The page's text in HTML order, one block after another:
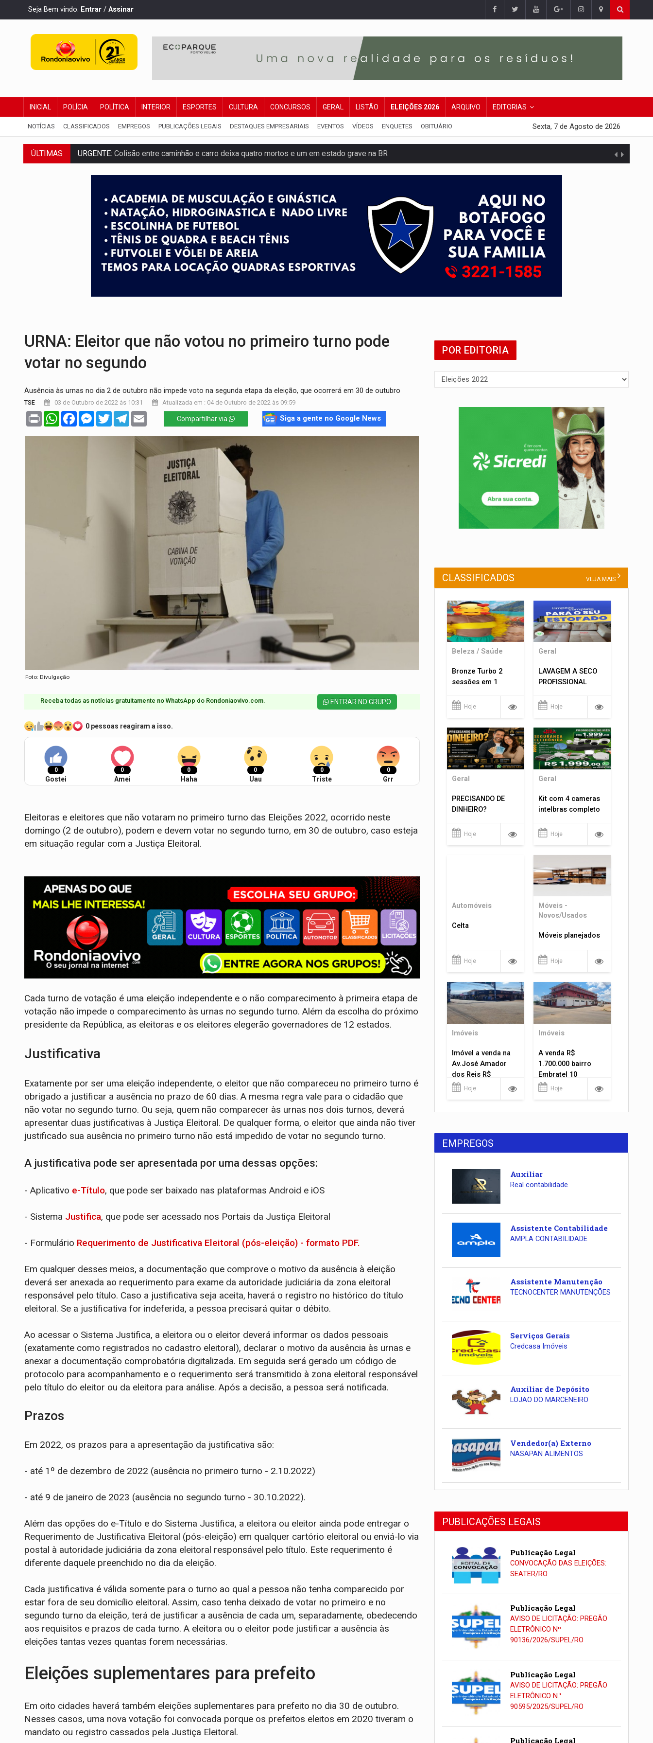
Seja Bem vindo. Entrar / Assinar
INICIAL POLÍCIA POLÍTICA INTERIOR ESPORTES CULTURA CONCURSOS GERAL LISTÃO ELEIÇÕES 2026 ARQUIVO EDITORIAS
NOTÍCIAS CLASSIFICADOS EMPREGOS PUBLICAÇÕES LEGAIS DESTAQUES EMPRESARIAIS EVENTOS VÍDEOS ENQUETES OBITUÁRIO Sexta, 7 de Agosto de 2026
ÚLTIMAS URGENTE: Colisão entre caminhão e carro deixa quatro mortos e um em estado grave na BR
ENCONTRO:Amazônia Negra ganha projeção nacional com participação de Marcela Bonfim
PREVISÃO: Porto Velho tem chances de chuvas isoladas nesta sexta-feira (7)
SINDICATOS UNIDOS:Assembleia Geral delibera greve da educação municipal em Porto Velho
PROCESSO SELETIVO:Rondoniaovivo abre oficina de Comunicação com oportunidade de integrar equipe
AGOSTO LILÁS:MPRO lança de portal e promove reflexão sobre trajetória da Lei Maria da Penha
REGULARIZAÇÃO: Refis 2026 segue até o fim do ano para regularização de débitos
URNA: Eleitor que não votou no primeiro turno pode
votar no segundo
Ausência às urnas no dia 2 de outubro não impede voto na segunda etapa da eleição, que ocorrerá em 30 de outubro
TSE 03 de Outubro de 2022 às 10:31 Atualizada em : 04 de Outubro de 2022 às 09:59
Print WhatsAppFacebookMessenger
TwitterTelegram Compartilhar via Siga a gente no Google News
Foto: Divulgação
Receba todas as notícias gratuitamente no WhatsApp do Rondoniaovivo.com.​ ENTRAR NO GRUPO
0 pessoas reagiram a isso.
0
Gostei
0
Amei
0
Haha
0
Uau
0
Triste
0
Grr
Eleitoras e eleitores que não votaram no primeiro turno das Eleições 2022, ocorrido neste
domingo (2 de outubro), podem e devem votar no segundo turno, em 30 de outubro, caso esteja
em situação regular com a Justiça Eleitoral.
Cada turno de votação é uma eleição independente e o não comparecimento à primeira etapa de
votação não impede o comparecimento às urnas no segundo turno. Além da escolha do próximo
presidente da República, as eleitoras e os eleitores elegerão governadores de 12 estados.
Justificativa
Exatamente por ser uma eleição independente, o eleitor que não compareceu no primeiro turno é
obrigado a justificar a ausência no prazo de 60 dias. A mesma regra vale para o cidadão que
não votar no segundo turno. Ou seja, quem não comparecer às urnas nos dois turnos, deverá
apresentar duas justificativas à Justiça Eleitoral. De qualquer forma, o eleitor que ainda não tiver
justificado sua ausência no primeiro turno não está impedido de votar no segundo turno.
A justificativa pode ser apresentada por uma dessas opções:
- Aplicativo e-Título, que pode ser baixado nas plataformas Android e iOS
- Sistema Justifica, que pode ser acessado nos Portais da Justiça Eleitoral
- Formulário Requerimento de Justificativa Eleitoral (pós-eleição) - formato PDF.
Em qualquer desses meios, a documentação que comprove o motivo da ausência à eleição
deverá ser anexada ao requerimento para exame da autoridade judiciária da zona eleitoral
responsável pelo título. Caso a justificativa seja aceita, haverá o registro no histórico do título
eleitoral. Se a justificativa for indeferida, a pessoa precisará quitar o débito.
Ao acessar o Sistema Justifica, a eleitora ou o eleitor deverá informar os dados pessoais
(exatamente como registrados no cadastro eleitoral), declarar o motivo da ausência às urnas e
anexar a documentação comprobatória digitalizada. Em seguida será gerado um código de
protocolo para acompanhamento e o requerimento será transmitido à zona eleitoral responsável
pelo título do eleitor ou da eleitora para análise. Após a decisão, a pessoa será notificada.
Prazos
Em 2022, os prazos para a apresentação da justificativa são:
- até 1º de dezembro de 2022 (ausência no primeiro turno - 2.10.2022)
- até 9 de janeiro de 2023 (ausência no segundo turno - 30.10.2022).
Além das opções do e-Título e do Sistema Justifica, a eleitora ou eleitor ainda pode entregar o
Requerimento de Justificativa Eleitoral (pós-eleição) em qualquer cartório eleitoral ou enviá-lo via
postal à autoridade judiciária da zona eleitoral responsável pelo título. Este requerimento é
diferente daquele preenchido no dia da eleição.
Cada justificativa é válida somente para o turno ao qual a pessoa não tenha comparecido por
estar fora de seu domicílio eleitoral. Assim, caso tenha deixado de votar no primeiro e no
segundo turno da eleição, terá de justificar a ausência de cada um, separadamente, obedecendo
aos requisitos e prazos de cada turno. A eleitora ou o eleitor pode justificar a ausência às
eleições tantas vezes quantas forem necessárias.
Eleições suplementares para prefeito
Em oito cidades haverá também eleições suplementares para prefeito no dia 30 de outubro.
Nesses casos, uma nova votação foi convocada porque os prefeitos eleitos em 2020 tiveram o
mandato ou registro cassados pela Justiça Eleitoral.
POR EDITORIA
CLASSIFICADOS VEJA MAIS
Beleza / Saúde
Bronze Turbo 2
sessões em 1
Hoje
Geral
LAVAGEM A SECO
PROFISSIONAL
Hoje
Geral
PRECISANDO DE
DINHEIRO?
Hoje
Geral
Kit com 4 cameras
intelbras completo
Hoje
Automóveis
Celta
Hoje
Móveis -
Novos/Usados
Móveis planejados
Hoje
Imóveis
Imóvel a venda na
Av.José Amador
dos Reis R$
1.400.000
Hoje
Imóveis
A venda R$
1.700.000 bairro
Embratel 10
apartamentos!
Hoje
EMPREGOS
Auxiliar
Real contabilidade
Assistente Contabilidade
AMPLA CONTABILIDADE
Assistente Manutenção
TECNOCENTER MANUTENÇÕES
Serviços Gerais
Credcasa Imóveis
Auxiliar de Depósito
LOJAO DO MARCENEIRO
Vendedor(a) Externo
NASAPAN ALIMENTOS
PUBLICAÇÕES LEGAIS
Publicação Legal
CONVOCAÇÃO DAS ELEIÇÕES:
SEATER/RO
Publicação Legal
AVISO DE LICITAÇÃO: PREGÃO
ELETRÔNICO Nº
90136/2026/SUPEL/RO
Publicação Legal
AVISO DE LICITAÇÃO: PREGÃO
ELETRÔNICO N.°
90595/2025/SUPEL/RO
Publicação Legal